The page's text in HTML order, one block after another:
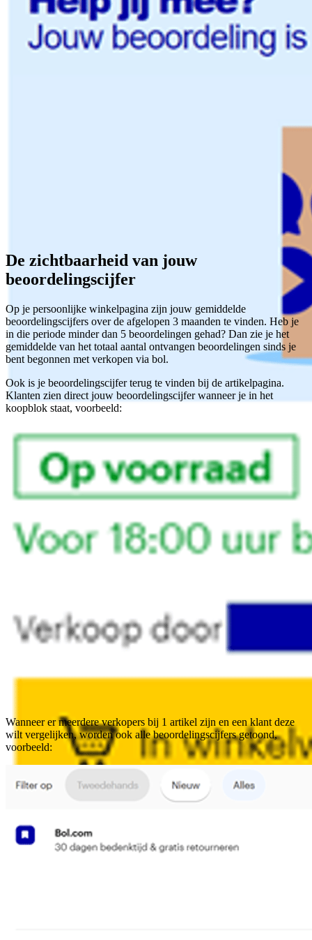
De zichtbaarheid van jouw
beoordelingscijfer
Op je persoonlijke winkelpagina zijn jouw gemiddelde
beoordelingscijfers over de afgelopen 3 maanden te vinden. Heb je
in die periode minder dan 5 beoordelingen gehad? Dan zie je het
gemiddelde van het totaal aantal ontvangen beoordelingen sinds je
bent begonnen met verkopen via bol.
Ook is je beoordelingscijfer terug te vinden bij de artikelpagina.
Klanten zien direct jouw beoordelingscijfer wanneer je in het
koopblok staat, voorbeeld:
Wanneer er meerdere verkopers bij 1 artikel zijn en een klant deze
wilt vergelijken, worden ook alle beoordelingscijfers getoond,
voorbeeld: